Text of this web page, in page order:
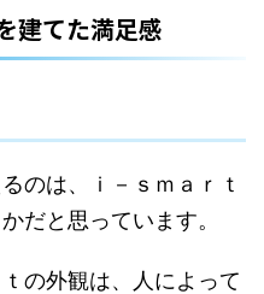
建てた満足感
のは、ｉ－ｓｍａｒｔ
だと思っています。
の外観は、人によって